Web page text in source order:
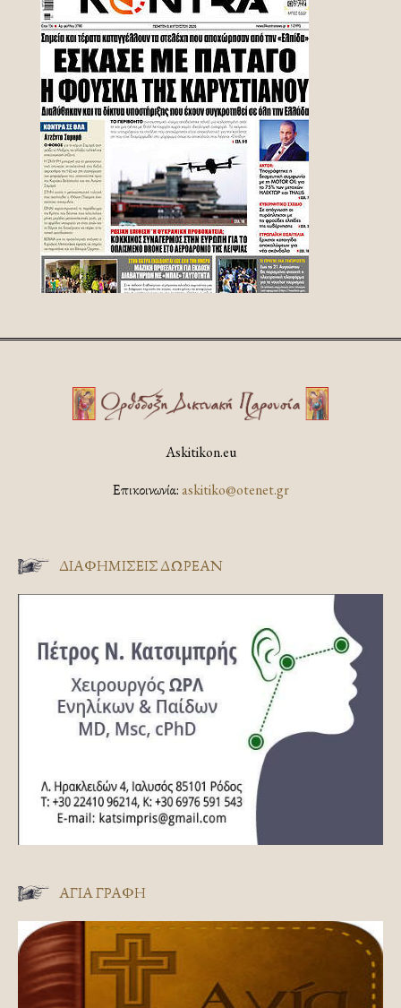
Askitikon.eu
Επικοινωνία:askitiko@otenet.gr
ΔΙΑΦΗΜΊΣΕΙΣ ΔΩΡΕΆΝ
ΑΓΊΑ ΓΡΑΦΉ